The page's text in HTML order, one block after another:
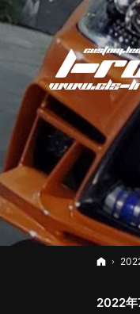
ホー
2022